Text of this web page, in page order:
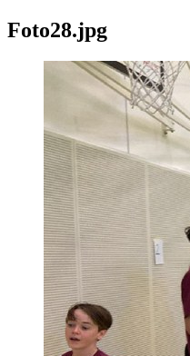
Foto28.jpg